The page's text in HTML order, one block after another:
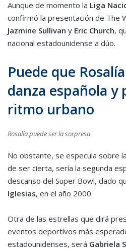
Aunque de momento la Liga
confirmó la presentación de The
Jazmine Sullivan y Eric Church,
nacional estadounidense a dúo.
Puede que
danza española y
ritmo urbano
Rosalía puede ser la sorpresa
No obstante, se especula sobre
de ser cierta, sería la segunda
descanso del Super Bowl, dado
Iglesias, en el año 2000.
Otra de las estrellas que dirá
eventos deportivos más
estadounidenses, será Gabriela